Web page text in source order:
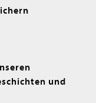
und